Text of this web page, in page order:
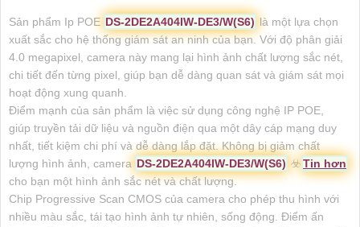
Sản phẩm Ip POE DS-2DE2A404IW-DE3/W(S6) là một lựa chọn
xuất sắc cho hệ thống giám sát an ninh của bạn. Với độ phân giải
4.0 megapixel, camera này mang lại hình ảnh chất lượng sắc nét,
chi tiết đến từng pixel, giúp bạn dễ dàng quan sát và giám sát mọi
hoạt động xung quanh.
Điểm mạnh của sản phẩm là việc sử dụng công nghệ IP POE,
giúp truyền tải dữ liệu và nguồn điện qua một dây cáp mạng duy
nhất, tiết kiệm chi phí và dễ dàng lắp đặt. Không bị giảm chất
lượng hình ảnh, camera DS-2DE2A404IW-DE3/W(S6) ☣️Tin hơn
cho bạn một hình ảnh sắc nét và chất lượng.
Chip Progressive Scan CMOS của camera cho phép thu hình với
nhiều màu sắc, tái tạo hình ảnh tự nhiên, sống động. Điểm ấn